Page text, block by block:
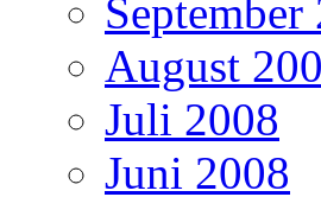
September
August
Juli 2008
Juni 2008